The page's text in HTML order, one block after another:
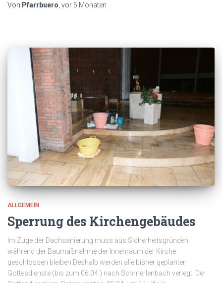
Von Pfarrbuero , vor 5 Monaten
ALLGEMEIN
Sperrung des Kirchengebäudes
Im Zuge der Dachsanierung muss aus Sicherheitsgründen
während der Baumaßnahme der Innenraum der Kirche
geschlossen bleiben.Deshalb werden alle bisher geplanten
Gottesdienste (bis zum 06.04.) nach Schmerlenbach verlegt. Der